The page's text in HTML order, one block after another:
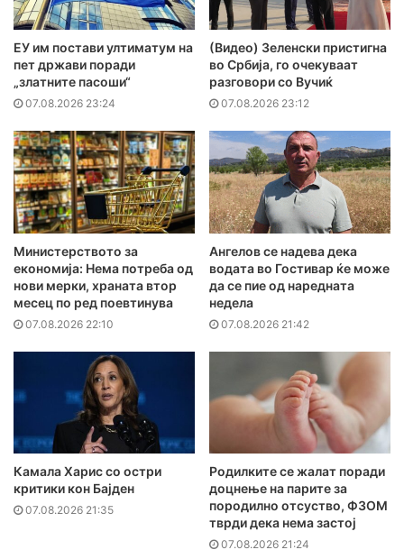
ЕУ им постави ултиматум на
пет држави поради
„златните пасоши“
07.08.2026 23:24
(Видео) Зеленски пристигна
во Србија, го очекуваат
разговори со Вучиќ
07.08.2026 23:12
Министерството за
економија: Нема потреба од
нови мерки, храната втор
месец по ред поевтинува
07.08.2026 22:10
Ангелов се надева дека
водата во Гостивар ќе може
да се пие од наредната
недела
07.08.2026 21:42
Камала Харис со остри
критики кон Бајден
07.08.2026 21:35
Родилките се жалат поради
доцнење на парите за
породилно отсуство, ФЗОМ
тврди дека нема застој
07.08.2026 21:24